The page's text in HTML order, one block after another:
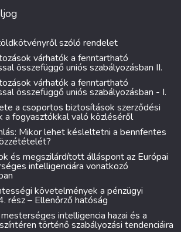
szóló rendelet
várhatók a fenntartható
összefüggő uniós szabályozásban II.
várhatók a fenntartható
összefüggő uniós szabályozásban - I.
a csoportos biztosítások szerződési
a fogyasztókkal való közléséről
Mikor lehet késleltetni a bennfentes
és megszilárdított álláspont az Európai
intelligenciára vonatkozó
követelmények a pénzügyi
rész – Ellenőrző hatóság
intelligencia hazai és a
történő szabályozási tendenciáira